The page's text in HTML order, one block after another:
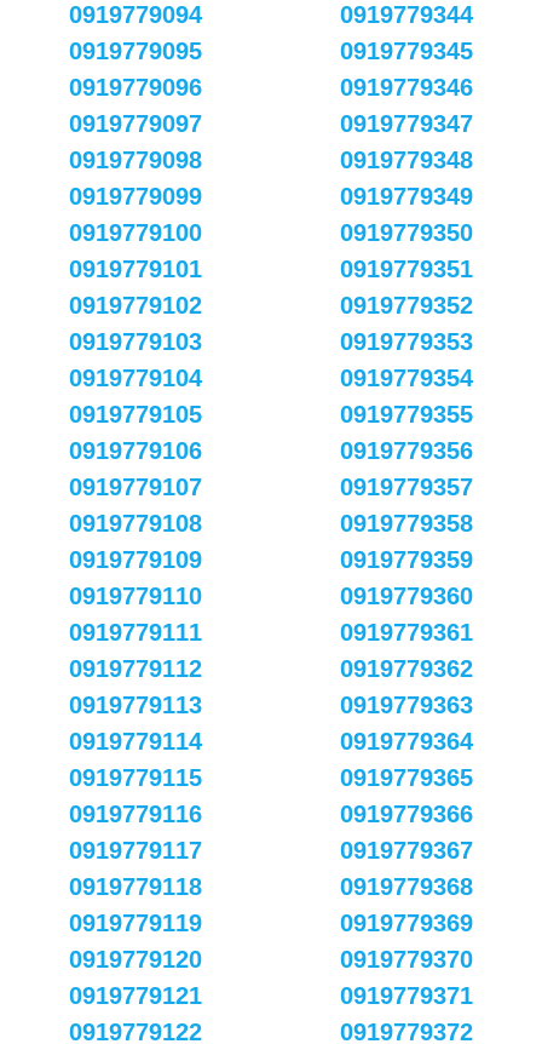
0919779094
0919779095
0919779096
0919779097
0919779098
0919779099
0919779100
0919779101
0919779102
0919779103
0919779104
0919779105
0919779106
0919779107
0919779108
0919779109
0919779110
0919779111
0919779112
0919779113
0919779114
0919779115
0919779116
0919779117
0919779118
0919779119
0919779120
0919779121
0919779122
0919779344
0919779345
0919779346
0919779347
0919779348
0919779349
0919779350
0919779351
0919779352
0919779353
0919779354
0919779355
0919779356
0919779357
0919779358
0919779359
0919779360
0919779361
0919779362
0919779363
0919779364
0919779365
0919779366
0919779367
0919779368
0919779369
0919779370
0919779371
0919779372